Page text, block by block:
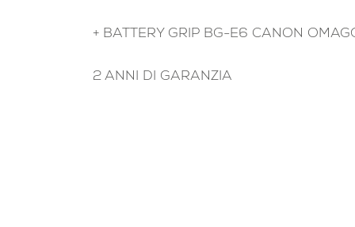
+ BATTERY GRIP BG-E6 CANON
2 ANNI DI GARANZIA